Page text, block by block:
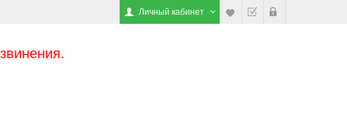
Личный кабинет